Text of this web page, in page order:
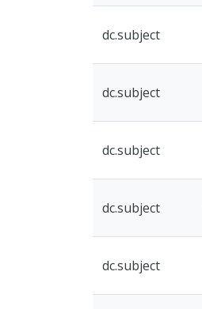
dc.subject
dc.subject
dc.subject
dc.subject
dc.subject